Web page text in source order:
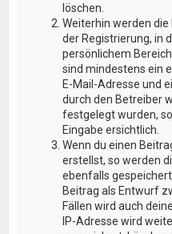
löschen.
Weiterhin werden die
der Registrierung, in
persönlichem
sind mindestens ein
E-Mail-Adresse und
durch den Betreiber
festgelegt wurden,
Eingabe ersichtlich.
Wenn du einen
erstellst, so werden
ebenfalls
Beitrag als Entwurf
Fällen wird auch
IP-Adresse wird